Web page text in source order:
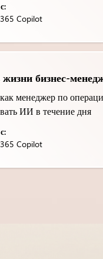
Copilot
бизнес-
менеджер по
ИИ в течение дня
Copilot